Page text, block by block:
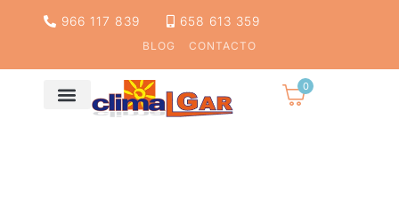
966 117 839 658 613 359
BLOG CONTACTO
0